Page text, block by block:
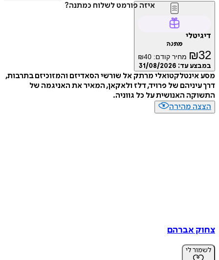
איזה פורמט לשלוח כמתנה?
דיגיטלי
מתנה
₪32 מחיר קודם: ₪40
במבצע עד: 31/08/2026
מסע אינטלקטואלי מרתק אל שורשי הסאדיזם והמזוכיזם בתרבות,
דרך עיניהם של פרויד, דלז ולאקאן, המאיר את האניגמה של
התשוקה האנושית על כל גווניה.
הצצה מהירה
צחוק אברהם
לשמור לי